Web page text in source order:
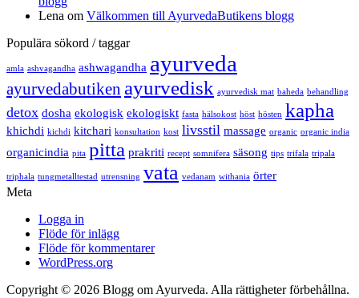
Lena om Välkommen till AyurvedaButikens blogg
Populära sökord / taggar
amla ashvagandha ashwagandha ayurveda
ayurvedabutiken ayurvedisk ayurvedisk mat baheda behandling
detox dosha ekologisk ekologiskt fasta hälsokost höst hösten kapha
khichdi kichdi kitchari konsultation kost livsstil massage organic organic india
organicindia pita pitta prakriti recept somnifera säsong tips trifala tripala
triphala tungmetalltestad utrensning vata vedanam withania örter
Meta
Logga in
Flöde för inlägg
Flöde för kommentarer
WordPress.org
Copyright © 2026 Blogg om Ayurveda. Alla rättigheter förbehållna.